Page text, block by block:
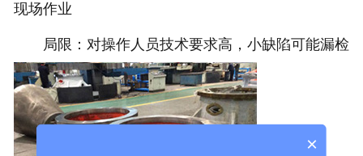
现场作业
局限：对操作人员技术要求高，小缺陷可能漏检
×